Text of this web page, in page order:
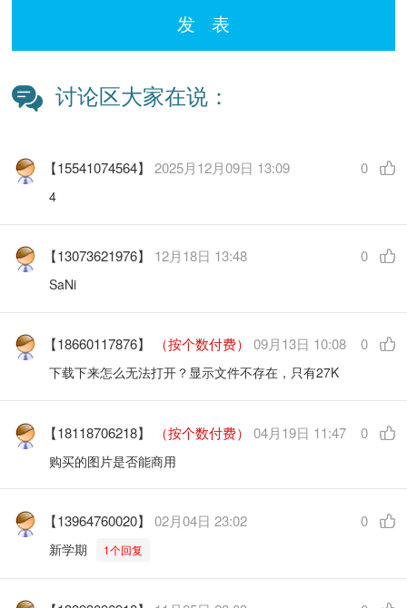
发 表
讨论区大家在说：
【15541074564】2025月12月09日 13:09 0
4
【13073621976】 12月18日 13:48 0
SaNi
【18660117876】 （按个数付费） 09月13日 10:08 0
下载下来怎么无法打开？显示文件不存在，只有27K
【18118706218】 （按个数付费） 04月19日 11:47 0
购买的图片是否能商用
【13964760020】02月04日 23:02 0
新学期 1个回复